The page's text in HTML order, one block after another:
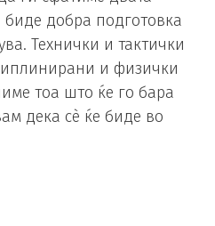
добра подготовка
Технички и тактички
и физички
тоа што ќе го бара
дека сè ќе биде во